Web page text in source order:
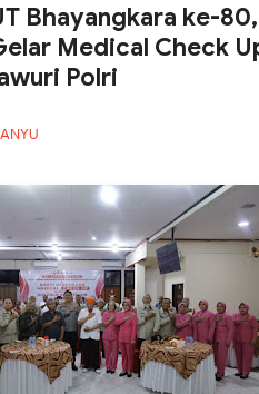
Bhayangkara ke-
Medical Check
Polri